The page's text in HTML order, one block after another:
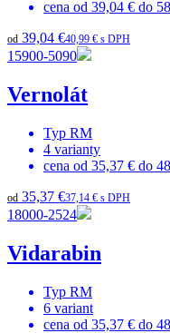
cena od 39,04 € do
od 39,04 €40,99 € s DPH
15900-5090
Vernolát
Typ RM
4 varianty
cena od 35,37 € do
od 35,37 €37,14 € s DPH
18000-2524
Vidarabin
Typ RM
6 variant
cena od 35,37 € do